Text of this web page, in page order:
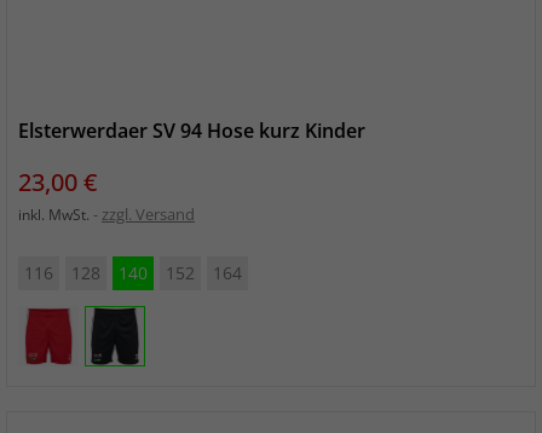
Elsterwerdaer SV 94 Hose kurz Kinder
Preis
23,00 €
inkl. MwSt. zzgl. Versand
116 128 140 152 164